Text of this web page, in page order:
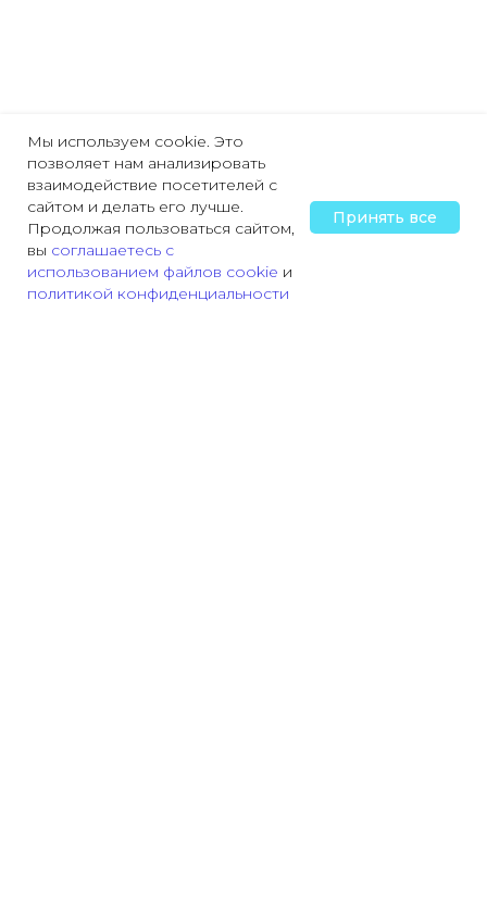
Главная Охрана труда Пожарная безопасность
Мы используем cookie. Это
позволяет нам анализировать
взаимодействие посетителей с
сайтом и делать его лучше.
Продолжая пользоваться сайтом,
вы соглашаетесь с
использованием файлов cookie и
политикой конфиденциальности
Принять все